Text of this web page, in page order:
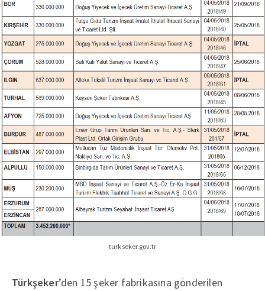
turkseker.gov.tr
Türkşeker’den 15 şeker fabrikasına gönderilen